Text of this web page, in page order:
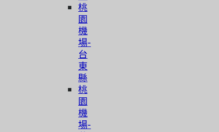
桃
園
機
場-
台
東
縣
桃
園
機
場-